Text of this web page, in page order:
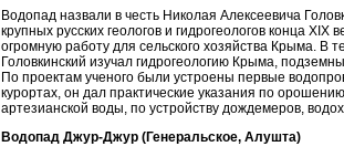
Водопад назвали в честь Николая Алексеевича
крупных русских геологов и гидрогеологов конца XIX
огромную работу для сельского хозяйства Крыма. В
Головкинский изучал гидрогеологию Крыма,
По проектам ученого были устроены первые
курортах, он дал практические указания по
артезианской воды, по устройству дождемеров,
Водопад Джур-Джур (Генеральское, Алушта)